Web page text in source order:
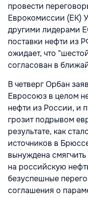
провести
Еврокомиссии (ЕК)
другими лидерами
поставки нефти из
ожидает, что
согласован в
В четверг Орбан
Евросоюз в целом
нефти из России, и
грозит подрывом
результате, как
источников в
вынуждена
на российскую
безуспешные
соглашения о